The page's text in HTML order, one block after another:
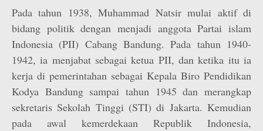
Pada tahun 1938, Muhammad Natsir mulai aktif di
bidang politik dengan menjadi anggota Partai islam
Indonesia (PII) Cabang Bandung. Pada tahun 1940-
1942, ia menjabat sebagai ketua PII, dan ketika itu ia
kerja di pemerintahan sebagai Kepala Biro Pendidikan
Kodya Bandung sampai tahun 1945 dan merangkap
sekretaris Sekolah Tinggi (STI) di Jakarta. Kemudian
pada awal kemerdekaan Republik Indonesia,